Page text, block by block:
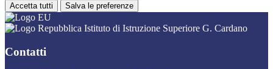
Accetta tutti Salva le preferenze
Istituto di Istruzione Superiore G. Cardano
Contatti